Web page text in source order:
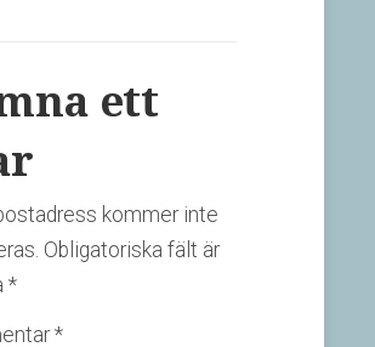
ett
kommer inte
Obligatoriska fält är
*
*